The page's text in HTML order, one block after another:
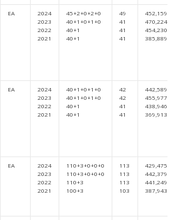
EA
2024
2023
2022
2021
45+2+0+2+0
40+1+0+1+0
40+1
40+1
49
41
41
41
452,15997
470,22429
454,23072
385,88972
EA
2024
2023
2022
2021
40+1+0+1+0
40+1+0+1+0
40+1
40+1
42
42
41
41
442,58974
455,97765
438,94675
369,91336
EA
2024
2023
2022
2021
110+3+0+0+0
110+3+0+0+0
110+3
100+3
113
113
113
103
429,47532
442,37963
441,24906
387,94343